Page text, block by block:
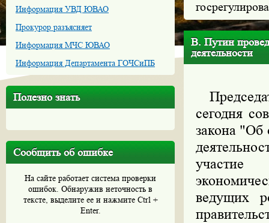
Информация УВД ЮВАО
Прокурор разъясняет
Информация МЧС ЮВАО
Информация Департамента ГОЧСиПБ
Полезно знать
Сообщить об ошибке
На сайте работает система проверки
ошибок. Обнаружив неточность в
тексте, выделите ее и нажмите Ctrl +
Enter.
В. Путин
деятельности
сегодня
закона "Об
участие
ведущих